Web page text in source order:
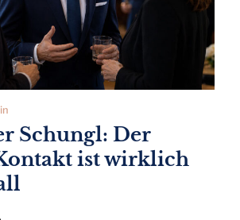
Schungl: Der
ist wirklich